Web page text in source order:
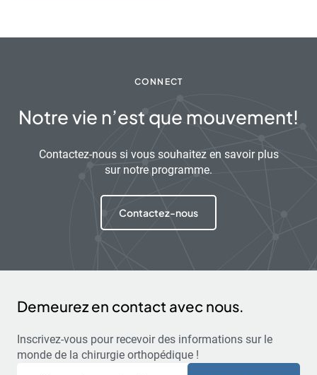
CONNECT
Notre vie n’est que mouvement!
Contactez-nous si vous souhaitez en savoir plus
sur notre programme.
Contactez-nous
Demeurez en contact avec nous.
Inscrivez-vous pour recevoir des informations sur le
monde de la chirurgie orthopédique !